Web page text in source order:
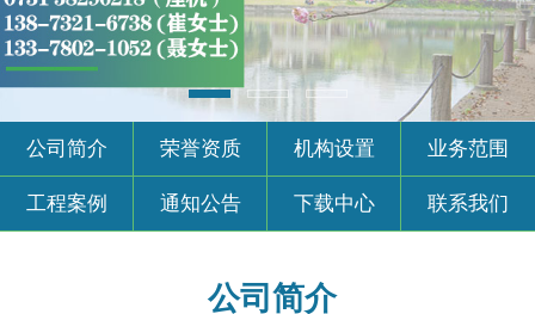
公司简介 荣誉资质 机构设置 业务范围
工程案例 通知公告 下载中心 联系我们
公司简介